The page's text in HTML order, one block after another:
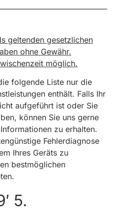
geltenden gesetzlichen
ohne Gewähr.
möglich.
folgende Liste nur die
enthält. Falls Ihr
aufgeführt ist oder Sie
können Sie uns gerne
zu erhalten.
Fehlerdiagnose
Ihres Geräts zu
bestmöglichen
5.